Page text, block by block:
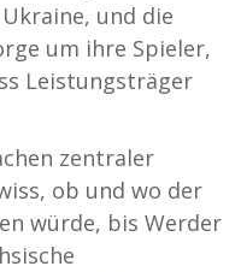
und die
um ihre Spieler,
Leistungsträger
zentraler
ob und wo der
würde, bis Werder